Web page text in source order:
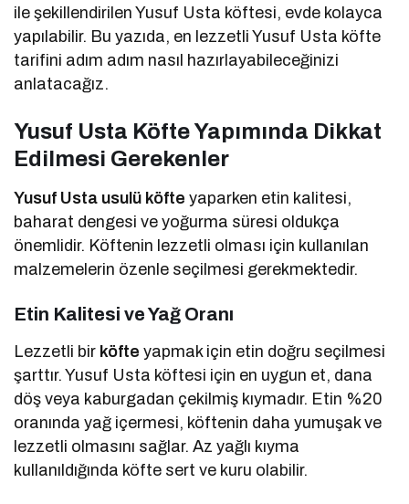
ile şekillendirilen Yusuf Usta köftesi, evde kolayca
yapılabilir. Bu yazıda, en lezzetli Yusuf Usta köfte
tarifini adım adım nasıl hazırlayabileceğinizi
anlatacağız.
Yusuf Usta Köfte Yapımında Dikkat
Edilmesi Gerekenler
Yusuf Usta usulü köfte yaparken etin kalitesi,
baharat dengesi ve yoğurma süresi oldukça
önemlidir. Köftenin lezzetli olması için kullanılan
malzemelerin özenle seçilmesi gerekmektedir.
Etin Kalitesi ve Yağ Oranı
Lezzetli bir köfteyapmak için etin doğru seçilmesi
şarttır. Yusuf Usta köftesi için en uygun et, dana
döş veya kaburgadan çekilmiş kıymadır. Etin %20
oranında yağ içermesi, köftenin daha yumuşak ve
lezzetli olmasını sağlar. Az yağlı kıyma
kullanıldığında köfte sert ve kuru olabilir.